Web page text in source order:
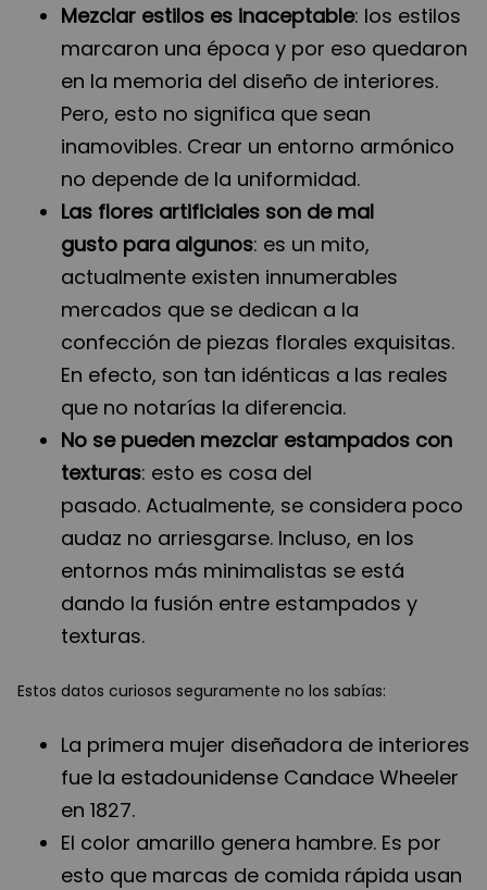
Mezclar estilos es inaceptable: los estilos
marcaron una época y por eso quedaron
en la memoria del diseño de interiores.
Pero, esto no significa que sean
inamovibles. Crear un entorno armónico
no depende de la uniformidad.
Las flores artificiales son de mal
gusto para algunos: es un mito,
actualmente existen innumerables
mercados que se dedican a la
confección de piezas florales exquisitas.
En efecto, son tan idénticas a las reales
que no notarías la diferencia.
No se pueden mezclar estampados con
texturas: esto es cosa del
pasado. Actualmente, se considera poco
audaz no arriesgarse. Incluso, en los
entornos más minimalistas se está
dando la fusión entre estampados y
texturas.
Estos datos curiosos seguramente no los sabías:
La primera mujer diseñadora de interiores
fue la estadounidense Candace Wheeler
en 1827.
El color amarillo genera hambre. Es por
esto que marcas de comida rápida usan